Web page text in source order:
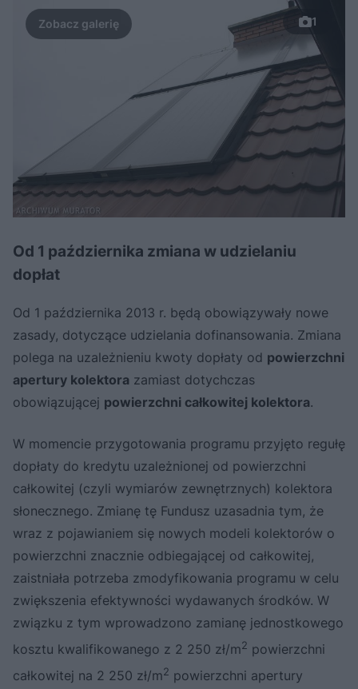
1
Od 1 października zmiana w udzielaniu
dopłat
Od 1 października 2013 r. będą obowiązywały nowe
zasady, dotyczące udzielania dofinansowania. Zmiana
polega na uzależnieniu kwoty dopłaty od powierzchni
apertury kolektora zamiast dotychczas
obowiązującej powierzchni całkowitej kolektora.
W momencie przygotowania programu przyjęto regułę
dopłaty do kredytu uzależnionej od powierzchni
całkowitej (czyli wymiarów zewnętrznych) kolektora
słonecznego. Zmianę tę Fundusz uzasadnia tym, że
wraz z pojawianiem się nowych modeli kolektorów o
powierzchni znacznie odbiegającej od całkowitej,
zaistniała potrzeba zmodyfikowania programu w celu
zwiększenia efektywności wydawanych środków. W
związku z tym wprowadzono zamianę jednostkowego
kosztu kwalifikowanego z 2 250 zł/m2 powierzchni
całkowitej na 2 250 zł/m2 powierzchni apertury